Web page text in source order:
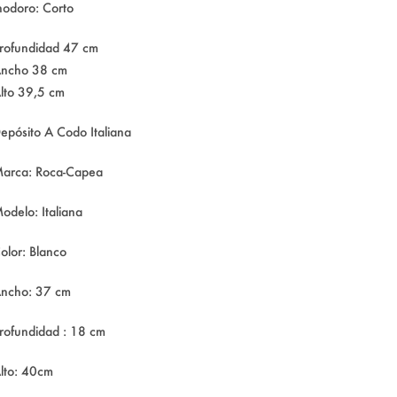
Corto
47 cm
38 cm
39,5 cm
A Codo Italiana
Roca-Capea
Italiana
Blanco
37 cm
: 18 cm
40cm